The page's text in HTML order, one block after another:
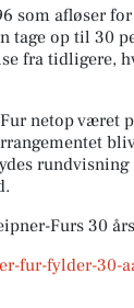
som afløser
tage op til 30
fra tidligere,
netop været
Furs 30
fur-fylder-30-
den helt store
restaurering af